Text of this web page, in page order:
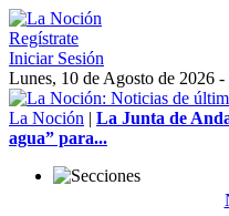
Regístrate
Iniciar Sesión
Lunes, 10 de Agosto de 2026
La Noción | La Junta de
agua” para...